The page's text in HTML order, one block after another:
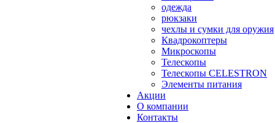
одежда
рюкзаки
чехлы и сумки для оружия
Квадрокоптеры
Микроскопы
Телескопы
Телескопы CELESTRON
Элементы питания
Акции
О компании
Контакты